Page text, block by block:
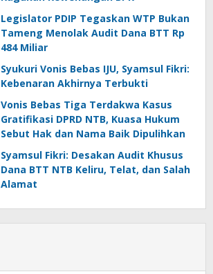
Legislator PDIP Tegaskan WTP Bukan
Tameng Menolak Audit Dana BTT Rp
484 Miliar
Syukuri Vonis Bebas IJU, Syamsul Fikri:
Kebenaran Akhirnya Terbukti
Vonis Bebas Tiga Terdakwa Kasus
Gratifikasi DPRD NTB, Kuasa Hukum
Sebut Hak dan Nama Baik Dipulihkan
Syamsul Fikri: Desakan Audit Khusus
Dana BTT NTB Keliru, Telat, dan Salah
Alamat